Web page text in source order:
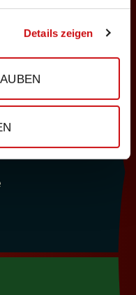
Details zeigen